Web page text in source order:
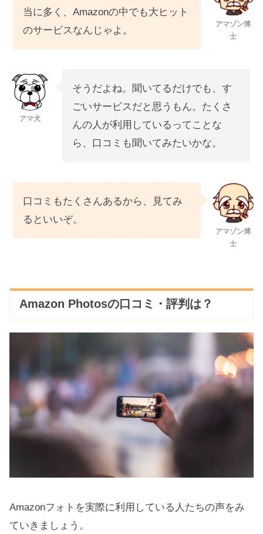
当に多く、Amazonの中でも大ヒット
のサービスなんじゃよ。
アマゾン博
士
アマ犬
そうだよね。聞いてるだけでも、す
ごいサービスだと思うもん。たくさ
んの人が利用しているってことな
ら、口コミも聞いてみたいかな。
口コミもたくさんあるから、見てみ
るといいぞ。
アマゾン博
士
Amazon Photosの口コミ・評判は？
Amazonフォトを実際に利用している人たちの声をみ
ていきましょう。